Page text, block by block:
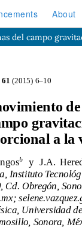
About
del campo